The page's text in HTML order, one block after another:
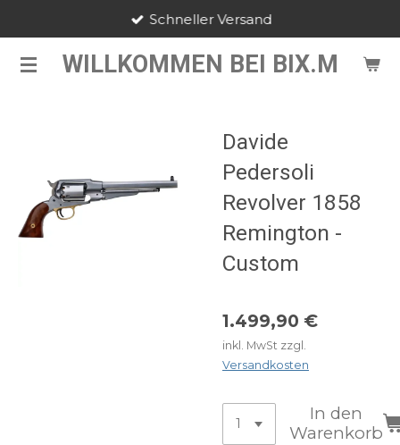
springen WILLKOMMEN BEI BIX.M
Schneller Versand
Davide
Pedersoli
Revolver 1858
Remington -
Custom
1.499,90 €
inkl. MwSt zzgl.
Versandkosten
In den
Warenkorb